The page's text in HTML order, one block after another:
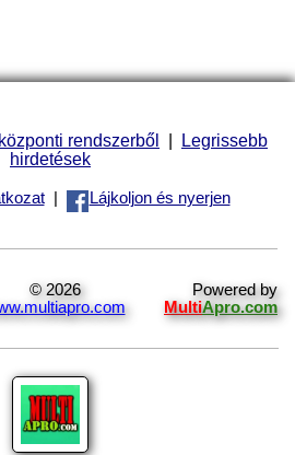
rendszerből | Legrissebb
hirdetések
| Lájkoljon és nyerjen
© 2026
Powered by
MultiApro.com